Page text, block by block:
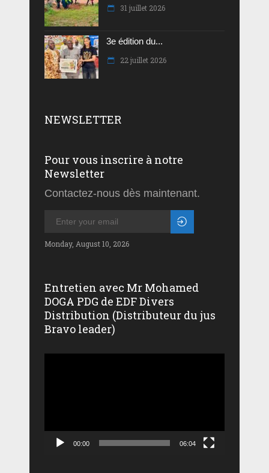
31 juillet 2026
3e édition du...
22 juillet 2026
NEWSLETTER
Pour vous inscrire à notre
Newsletter
Contactez-nous dès maintenant.
Monday, August 10, 2026
Entretien avec Mr Mohamed
DOGA PDG de EDF Divers
Distribution (Distributeur du jus
Bravo leader)
00:00 06:04